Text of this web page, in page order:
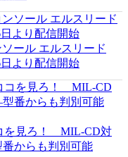
ール エルスリード
日より配信開始
を見ろ！ MIL-CD対
からも判別可能